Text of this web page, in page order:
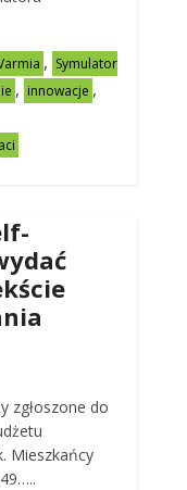
, Symulator
, innowacje ,
zgłoszone do
Mieszkańcy